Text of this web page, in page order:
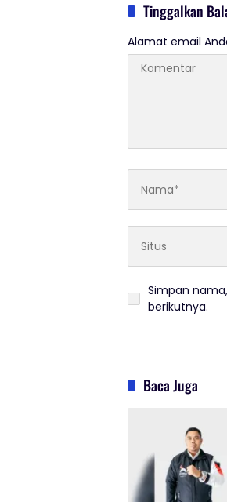
Tinggalkan
Alamat email
Simpan
berikutnya.
Baca Juga